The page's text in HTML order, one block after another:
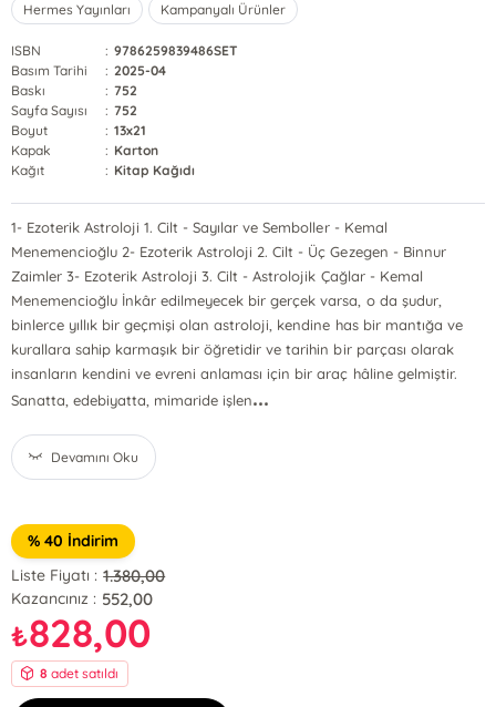
Hermes Yayınları Kampanyalı Ürünler
ISBN : 9786259839486SET
Basım Tarihi
: 2025-04
Baskı
: 752
Sayfa Sayısı
: 752
Boyut
: 13x21
Kapak
: Karton
Kağıt
: Kitap Kağıdı
1- Ezoterik Astroloji 1. Cilt - Sayılar ve Semboller - Kemal
Menemencioğlu 2- Ezoterik Astroloji 2. Cilt - Üç Gezegen - Binnur
Zaimler 3- Ezoterik Astroloji 3. Cilt - Astrolojik Çağlar - Kemal
Menemencioğlu İnkâr edilmeyecek bir gerçek varsa, o da şudur,
binlerce yıllık bir geçmişi olan astroloji, kendine has bir mantığa ve
kurallara sahip karmaşık bir öğretidir ve tarihin bir parçası olarak
insanların kendini ve evreni anlaması için bir araç hâline gelmiştir.
Sanatta, edebiyatta, mimaride işlen...
Devamını Oku
% 40 İndirim
Liste Fiyatı : 1.380,00
Kazancınız : 552,00
₺828,00
8 adet satıldı